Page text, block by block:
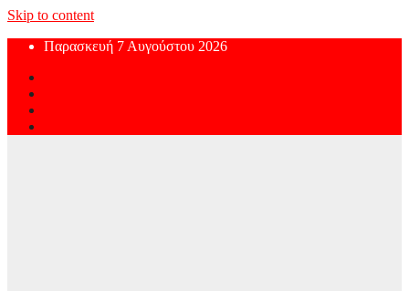
Skip to content
Παρασκευή 7 Αυγούστου 2026